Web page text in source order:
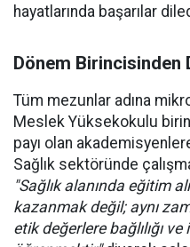
hayatlarında başarılar
Dönem Birincisinden
Tüm mezunlar adına
Meslek Yüksekokulu
payı olan
Sağlık sektöründe
"Sağlık alanında eğitim
kazanmak değil; aynı
etik değerlere bağlılığı ve